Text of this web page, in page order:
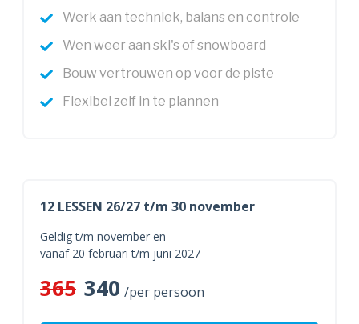
Werk aan techniek, balans en controle
Wen weer aan ski's of snowboard
Bouw vertrouwen op voor de piste
Flexibel zelf in te plannen
12 LESSEN 26/27 t/m 30 november
Geldig t/m november en
vanaf 20 februari t/m juni 2027
365 340 /per persoon